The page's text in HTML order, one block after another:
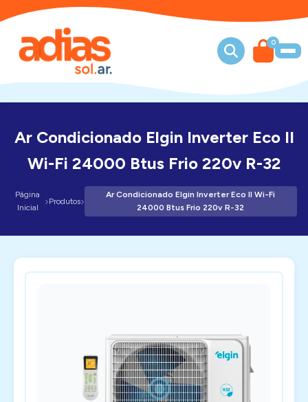
0
Ar Condicionado Elgin Inverter Eco II
Wi-Fi 24000 Btus Frio 220v R-32
Página
Inicial
›Produtos›
Ar Condicionado Elgin Inverter Eco II Wi-Fi
24000 Btus Frio 220v R-32